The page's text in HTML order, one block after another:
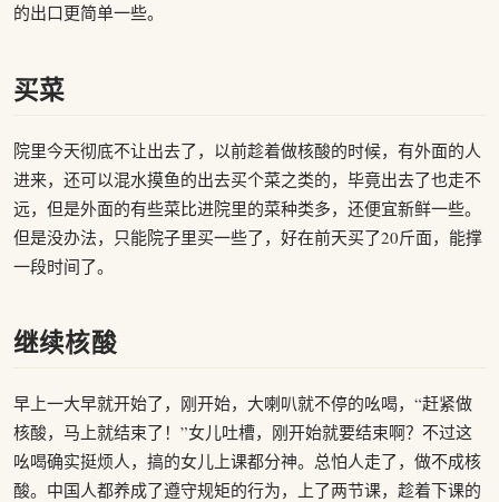
的出口更简单一些。
买菜
院里今天彻底不让出去了，以前趁着做核酸的时候，有外面的人
进来，还可以混水摸鱼的出去买个菜之类的，毕竟出去了也走不
远，但是外面的有些菜比进院里的菜种类多，还便宜新鲜一些。
但是没办法，只能院子里买一些了，好在前天买了20斤面，能撑
一段时间了。
继续核酸
早上一大早就开始了，刚开始，大喇叭就不停的吆喝，“赶紧做
核酸，马上就结束了！”女儿吐槽，刚开始就要结束啊？不过这
吆喝确实挺烦人，搞的女儿上课都分神。总怕人走了，做不成核
酸。中国人都养成了遵守规矩的行为，上了两节课，趁着下课的